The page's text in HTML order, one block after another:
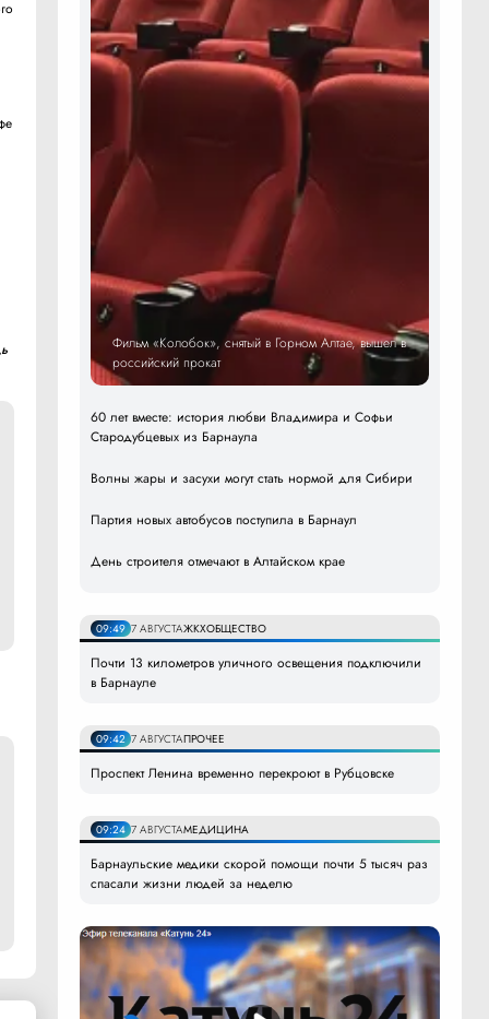
Фильм «Колобок», снятый в Горном Алтае, вышел в
российский прокат
60 лет вместе: история любви Владимира и Софьи
Стародубцевых из Барнаула
Волны жары и засухи могут стать нормой для Сибири
Партия новых автобусов поступила в Барнаул
День строителя отмечают в Алтайском крае
09:49 7 АВГУСТАЖКХОБЩЕСТВО
Почти 13 километров уличного освещения подключили
в Барнауле
09:42 7 АВГУСТАПРОЧЕЕ
Проспект Ленина временно перекроют в Рубцовске
09:24 7 АВГУСТАМЕДИЦИНА
Барнаульские медики скорой помощи почти 5 тысяч раз
спасали жизни людей за неделю